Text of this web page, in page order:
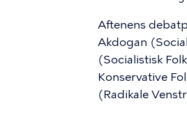
Aftenens
Akdogan
(Socialistisk
Konservative
(Radikale